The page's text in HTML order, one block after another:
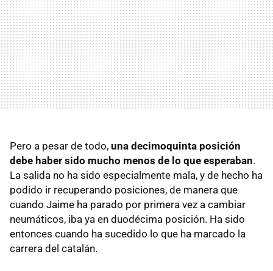
Pero a pesar de todo, una decimoquinta posición
debe haber sido mucho menos de lo que esperaban.
La salida no ha sido especialmente mala, y de hecho ha
podido ir recuperando posiciones, de manera que
cuando Jaime ha parado por primera vez a cambiar
neumáticos, iba ya en duodécima posición. Ha sido
entonces cuando ha sucedido lo que ha marcado la
carrera del catalán.